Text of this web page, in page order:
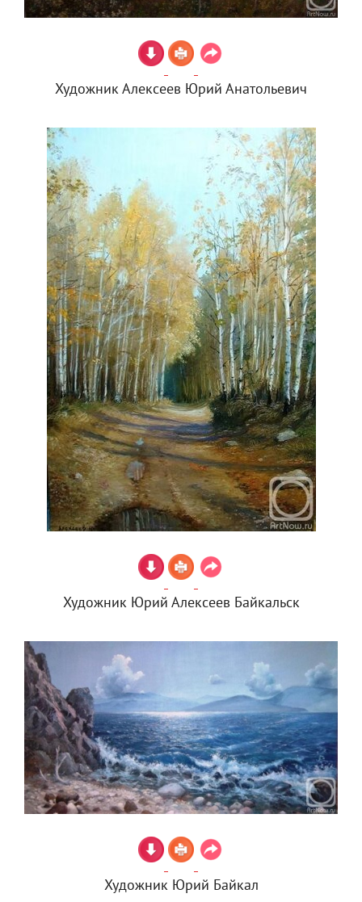
Художник Алексеев Юрий Анатольевич
Художник Юрий Алексеев Байкальск
Художник Юрий Байкал